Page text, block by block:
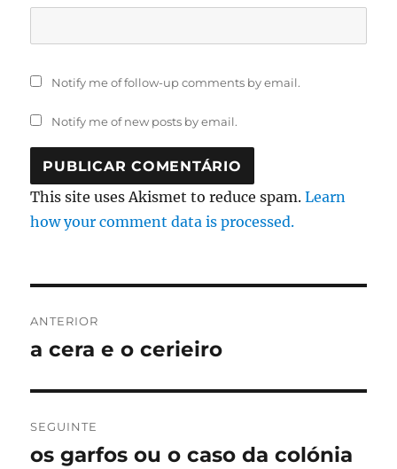
Notify me of follow-up comments by email.
Notify me of new posts by email.
This site uses Akismet to reduce spam.Learn
how your comment data is processed.
de
ANTERIOR
Artigo
a cera e o cerieiro
SEGUINTE
Artigo
os garfos ou o caso da colónia